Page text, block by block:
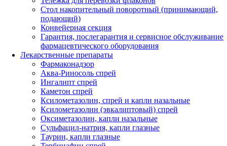
Стол накопительный поворотный (принимающий,
подающий)
Конвейерная секция
Гарантия, послегарантия и сервисное обслуживание
фармацевтического оборудования
Лекарственные препараты
Фармаконадзор
Аква-Риносоль спрей
Ингалипт спрей
Каметон спрей
Ксилометазолин, спрей и капли назальные
Ксилометазолин (эвкалиптовый) спрей
Оксиметазолин, капли назальные
Сульфацил-натрия, капли глазные
Таурин, капли глазные